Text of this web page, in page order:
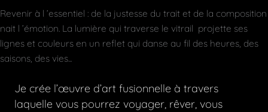
Revenir à l ’essentiel : de la justesse du trait et de la composition
nait l ’émotion. La lumière qui traverse le vitrail projette ses
lignes et couleurs en un reflet qui danse au fil des heures, des
saisons, des vies...
Je crée l’œuvre d’art fusionnelle à travers
laquelle vous pourrez voyager, rêver, vous